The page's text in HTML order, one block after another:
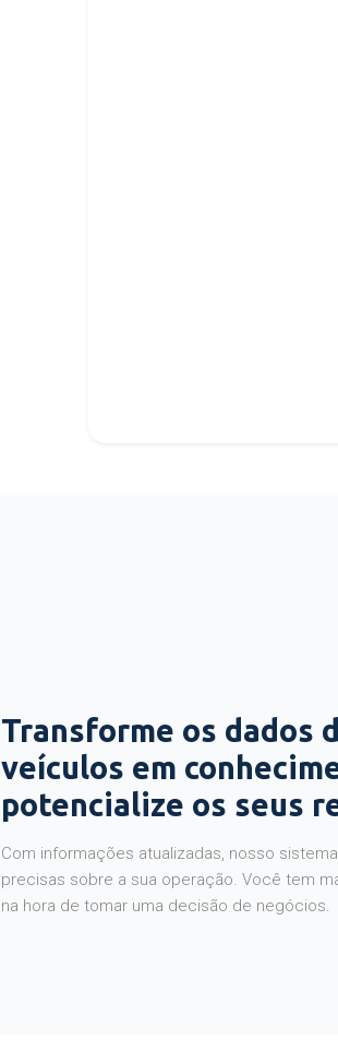
Transforme os dados
veículos em
potencialize os seus
Com informações atualizadas, nosso
precisas sobre a sua operação. Você tem
na hora de tomar uma decisão de negócios.